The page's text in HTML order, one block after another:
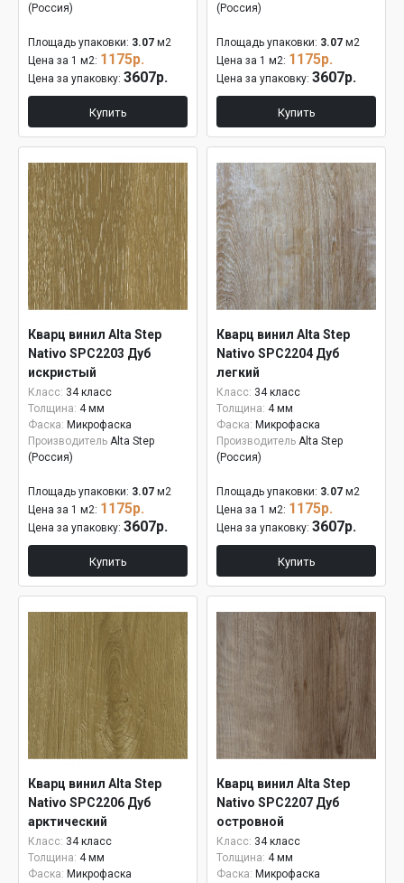
(Россия)
Площадь упаковки: 3.07 м2
Цена за 1 м2: 1175р.
Цена за упаковку: 3607р.
Купить
(Россия)
Площадь упаковки: 3.07 м2
Цена за 1 м2: 1175р.
Цена за упаковку: 3607р.
Купить
Кварц винил Alta Step
Nativo SPC2203 Дуб
искристый
Класс: 34 класс
Толщина: 4 мм
Фаска: Микрофаска
Производитель Alta Step
(Россия)
Площадь упаковки: 3.07 м2
Цена за 1 м2: 1175р.
Цена за упаковку: 3607р.
Купить
Кварц винил Alta Step
Nativo SPC2204 Дуб
легкий
Класс: 34 класс
Толщина: 4 мм
Фаска: Микрофаска
Производитель Alta Step
(Россия)
Площадь упаковки: 3.07 м2
Цена за 1 м2: 1175р.
Цена за упаковку: 3607р.
Купить
Кварц винил Alta Step
Nativo SPC2206 Дуб
арктический
Класс: 34 класс
Толщина: 4 мм
Фаска: Микрофаска
Кварц винил Alta Step
Nativo SPC2207 Дуб
островной
Класс: 34 класс
Толщина: 4 мм
Фаска: Микрофаска